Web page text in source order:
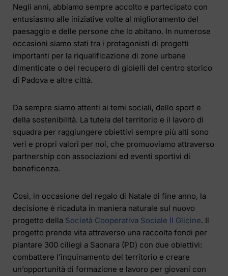
Negli anni, abbiamo sempre accolto e partecipato con
entusiasmo alle iniziative volte al miglioramento del
paesaggio e delle persone che lo abitano. In numerose
occasioni siamo stati tra i protagonisti di progetti
importanti per la riqualificazione di zone urbane
dimenticate o del recupero di gioielli del centro storico
di Padova e altre città.
Da sempre siamo attenti ai temi sociali, dello sport e
della sostenibilità. La tutela del territorio e il lavoro di
squadra per raggiungere obiettivi sempre più alti sono
veri e propri valori per noi, che promuoviamo attraverso
partnership con associazioni ed eventi sportivi di
beneficenza.
Così, in occasione del regalo di Natale di fine anno, la
decisione è ricaduta in maniera naturale sul nuovo
progetto della Società Cooperativa Sociale Il Glicine. Il
progetto prende vita attraverso una raccolta fondi per
piantare 300 ciliegi a Saonara (PD) con due obiettivi:
combattere l’inquinamento del territorio e creare
un’opportunità di formazione e lavoro per giovani con